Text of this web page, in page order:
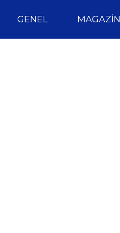
GENEL MAGAZIN